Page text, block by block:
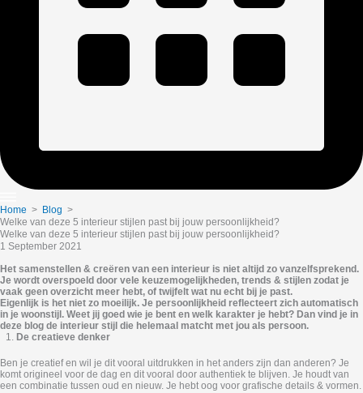
Home > Blog >
Welke van deze 5 interieur stijlen past bij jouw persoonlijkheid?
Welke van deze 5 interieur stijlen past bij jouw persoonlijkheid?
1 September 2021
Het samenstellen & creëren van een interieur is niet altijd zo vanzelfsprekend.
Je wordt overspoeld door vele keuzemogelijkheden, trends & stijlen zodat je
vaak geen overzicht meer hebt, of twijfelt wat nu echt bij je past.
Eigenlijk is het niet zo moeilijk. Je persoonlijkheid reflecteert zich automatisch
in je woonstijl. Weet jij goed wie je bent en welk karakter je hebt? Dan vind je in
deze blog de interieur stijl die helemaal matcht met jou als persoon.
De creatieve denker
Ben je creatief en wil je dit vooral uitdrukken in het anders zijn dan anderen? Je
komt origineel voor de dag en dit vooral door authentiek te blijven. Je houdt van
een combinatie tussen oud en nieuw. Je hebt oog voor grafische details & vormen.